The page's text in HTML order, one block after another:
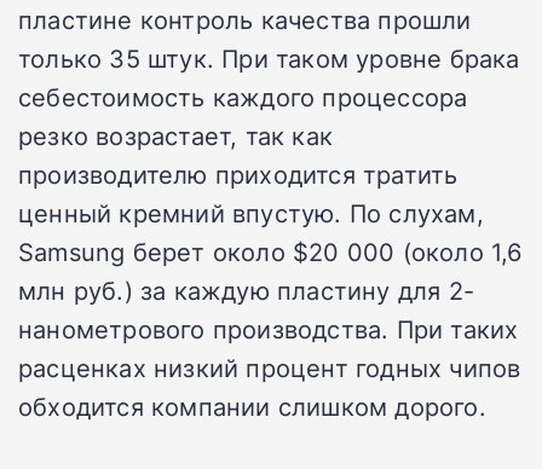
пластине контроль качества прошли
только 35 штук. При таком уровне брака
себестоимость каждого процессора
резко возрастает, так как
производителю приходится тратить
ценный кремний впустую. По слухам,
Samsung берет около $20 000 (около 1,6
млн руб.) за каждую пластину для 2-
нанометрового производства. При таких
расценках низкий процент годных чипов
обходится компании слишком дорого.